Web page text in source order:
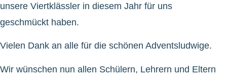
unsere Viertklässler in diesem Jahr für uns
geschmückt haben.
Vielen Dank an alle für die schönen Adventsludwige.
Wir wünschen nun allen Schülern, Lehrern und Eltern